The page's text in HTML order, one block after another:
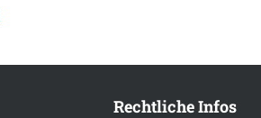
Rechtliche Infos